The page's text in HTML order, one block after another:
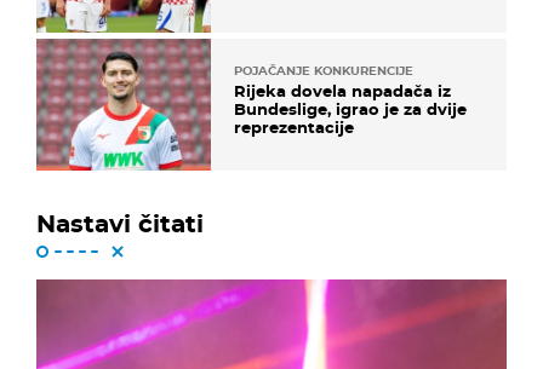
POJAČANJE KONKURENCIJE
Rijeka dovela napadača iz
Bundeslige, igrao je za dvije
reprezentacije
Nastavi čitati